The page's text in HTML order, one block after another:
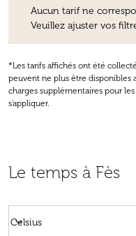
Aucun tarif ne
Veuillez ajuster vos
*Les tarifs affichés ont été
peuvent ne plus être disponibles
charges supplémentaires pour
s'appliquer.
Le temps à Fès
Celsius
keyboard_arrow_down